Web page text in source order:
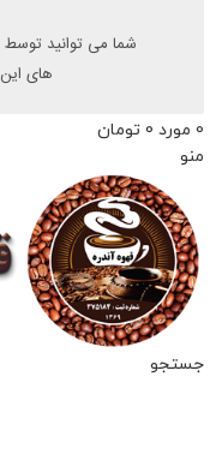
0 مورد 0 تومان
منو
جستجو
شما می توانید
های